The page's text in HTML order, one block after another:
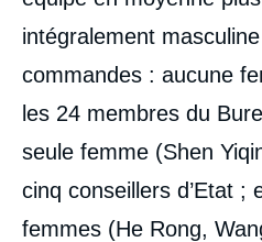
intégralement
commandes : aucune
les 24 membres du
seule femme (Shen
cinq conseillers d’Etat ;
femmes (He Rong,